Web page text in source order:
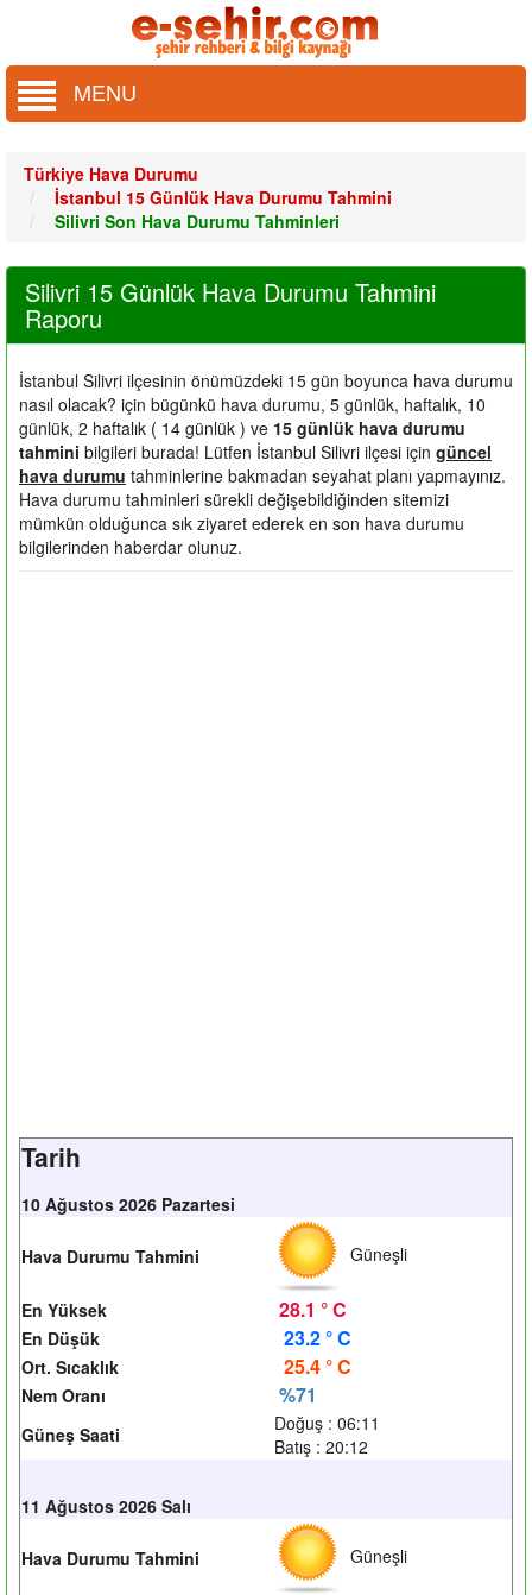
MENU
Türkiye Hava Durumu
İstanbul 15 Günlük Hava Durumu Tahmini
Silivri Son Hava Durumu Tahminleri
Silivri 15 Günlük Hava Durumu Tahmini
Raporu
İstanbul Silivri ilçesinin önümüzdeki 15 gün boyunca hava durumu
nasıl olacak? için bügünkü hava durumu, 5 günlük, haftalık, 10
günlük, 2 haftalık ( 14 günlük ) ve 15 günlük hava durumu
tahmini bilgileri burada! Lütfen İstanbul Silivri ilçesi için güncel
hava durumu tahminlerine bakmadan seyahat planı yapmayınız.
Hava durumu tahminleri sürekli değişebildiğinden sitemizi
mümkün olduğunca sık ziyaret ederek en son hava durumu
bilgilerinden haberdar olunuz.
Tarih
10 Ağustos 2026 Pazartesi
Hava Durumu Tahmini Güneşli
En Yüksek 28.1 ° C
En Düşük 23.2 ° C
Ort. Sıcaklık 25.4 ° C
Nem Oranı %71
Güneş Saati
Doğuş : 06:11
Batış : 20:12
11 Ağustos 2026 Salı
Hava Durumu Tahmini Güneşli